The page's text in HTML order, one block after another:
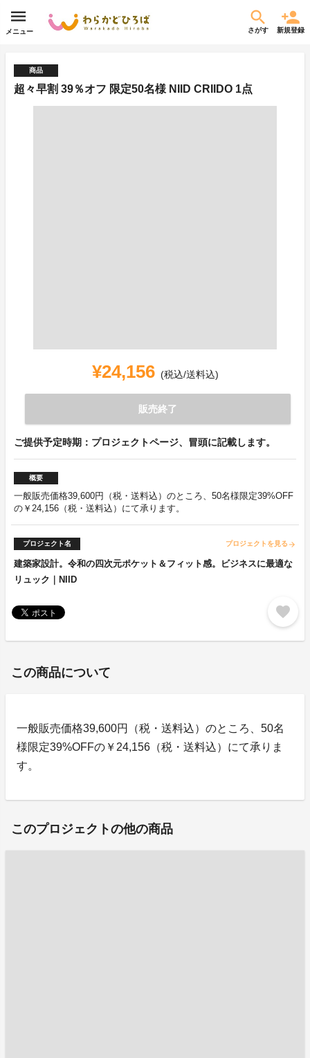
メニュー さがす 新規登録
商品
超々早割 39％オフ 限定50名様 NIID CRIIDO 1点
¥24,156 (税込/送料込)
販売終了
ご提供予定時期：プロジェクトページ、冒頭に記載します。
概要
一般販売価格39,600円（税・送料込）のところ、50名様限定39%OFF
の￥24,156（税・送料込）にて承ります。
プロジェクト名 プロジェクトを見る arrow_forward
建築家設計。令和の四次元ポケット＆フィット感。ビジネスに最適な
リュック｜NIID
favorite
この商品について
一般販売価格39,600円（税・送料込）のところ、50名
様限定39%OFFの￥24,156（税・送料込）にて承りま
す。
このプロジェクトの他の商品